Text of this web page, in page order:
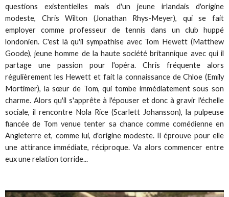
questions existentielles mais d'un jeune irlandais d'origine
modeste, Chris Wilton (Jonathan Rhys-Meyer), qui se fait
employer comme professeur de tennis dans un club huppé
londonien. C'est là qu'il sympathise avec Tom Hewett (Matthew
Goode), jeune homme de la haute société britannique avec qui il
partage une passion pour l'opéra. Chris fréquente alors
régulièrement les Hewett et fait la connaissance de Chloe (Emily
Mortimer), la sœur de Tom, qui tombe immédiatement sous son
charme. Alors qu'il s'apprête à l'épouser et donc à gravir l'échelle
sociale, il rencontre Nola Rice (Scarlett Johansson), la pulpeuse
fiancée de Tom venue tenter sa chance comme comédienne en
Angleterre et, comme lui, d'origine modeste. Il éprouve pour elle
une attirance immédiate, réciproque. Va alors commencer entre
eux une relation torride...